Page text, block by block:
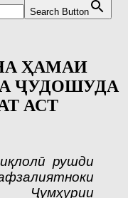
Search Button
ҲАМАИ
ҶУДОШУДА
АСТ
рушди
Ҷумҳурии